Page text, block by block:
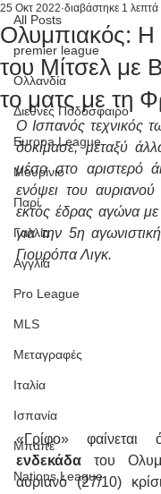
All Posts
premier league
Ολλανδία
Διεθνές Ποδόσφαιρο
Europa League
Μουρίνιο
Παρί
Γαλλία
Αγγλία
Pro League
MLS
Μεταγραφές
Ιταλία
Ισπανία
Μπαπέ
Nations League
Ολυμπιακός: Η
του Μίτσελ με
το ματς με τη
25 Οκτ 2022 διαβάστηκε 1 λεπτά
Ο Ισπανός τεχνικός
δοκίμασε, μεταξύ
μέσο στο αριστερό
ενόψει του αυριανού
εκτός έδρας αγώνα
για την 5η
Γιουρόπα Λιγκ.
«Γρίφο» φαίνεται
ενδεκάδα του
αυριανό (27/10)